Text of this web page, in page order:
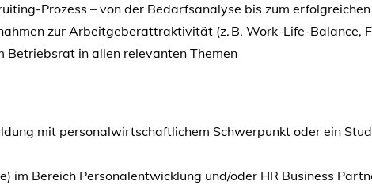
Prozess – von der Bedarfsanalyse bis zum
zur Arbeitgeberattraktivität (z. B. Work-Life-Balance,
Betriebsrat in allen relevanten Themen
mit personalwirtschaftlichem Schwerpunkt oder ein
im Bereich Personalentwicklung und/oder HR Business